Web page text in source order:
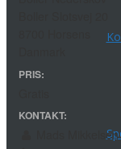
PRIS:
KONTAKT:
Mads Mikkelsen